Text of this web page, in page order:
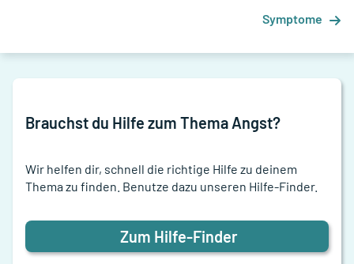
Symptome
Brauchst du Hilfe zum Thema Angst?
Wir helfen dir, schnell die richtige Hilfe zu deinem
Thema zu finden. Benutze dazu unseren Hilfe-Finder.
Zum Hilfe-Finder